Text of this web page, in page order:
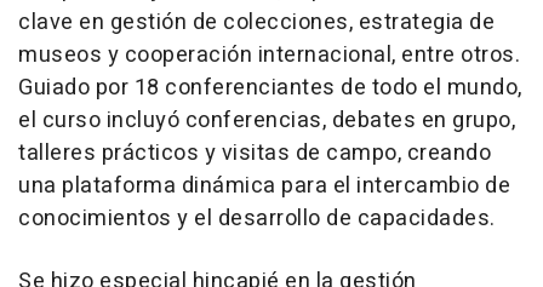
clave en gestión de colecciones, estrategia de
museos y cooperación internacional, entre otros.
Guiado por 18 conferenciantes de todo el mundo,
el curso incluyó conferencias, debates en grupo,
talleres prácticos y visitas de campo, creando
una plataforma dinámica para el intercambio de
conocimientos y el desarrollo de capacidades.